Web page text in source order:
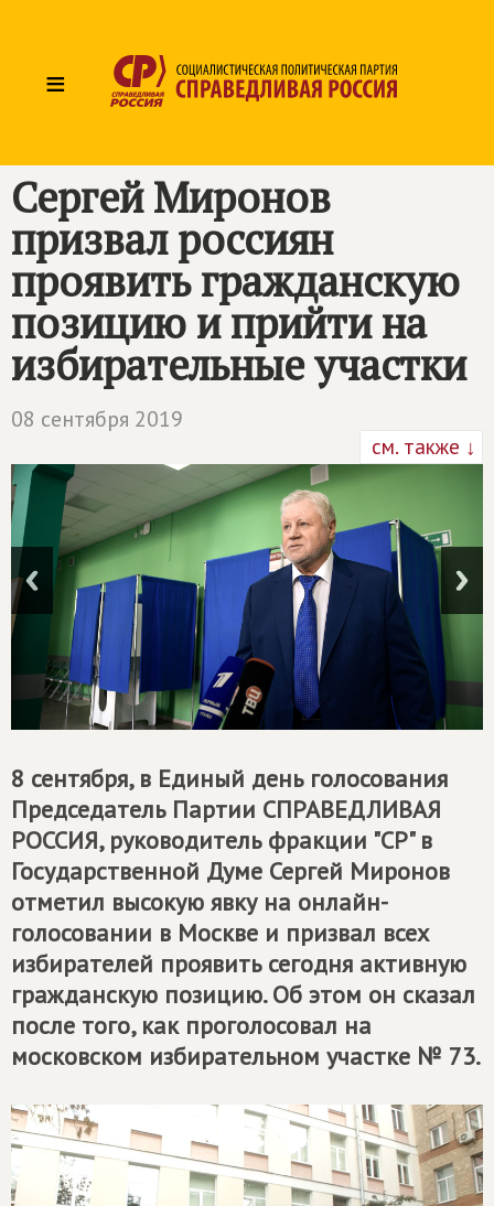
≡
Сергей Миронов
призвал россиян
проявить гражданскую
позицию и прийти на
избирательные участки
08 сентября 2019
см. также ↓
8 сентября, в Единый день голосования
Председатель Партии СПРАВЕДЛИВАЯ
РОССИЯ, руководитель фракции "СР" в
Государственной Думе Сергей Миронов
отметил высокую явку на онлайн-
голосовании в Москве и призвал всех
избирателей проявить сегодня активную
гражданскую позицию. Об этом он сказал
после того, как проголосовал на
московском избирательном участке № 73.